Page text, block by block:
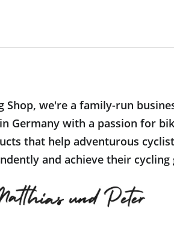
Shop, we're a family-run
Germany with a passion for
that help adventurous
and achieve their cycling